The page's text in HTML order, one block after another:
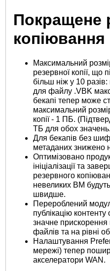
Покращене
копіювання
Максимальний
резервної копії, що
більш ніж у 10
для файлу .VBK
бекапі тепер може
максимальний
копії - 1 ПБ.
ТБ для обох
Для бекапів без
метаданих знижено
Оптимізовано
ініціалізації та
резервного
невеликих ВМ
швидше.
Перероблений
публікацію
значне прискорення
файлів та на рівні
Налаштування
мережі) тепер
акселератори WAN.